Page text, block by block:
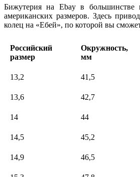
Бижутерия на Ebay в большинстве
американских размеров. Здесь
колец на «Ебей», по которой вы
Российский
размер
Окружность,
мм
13,2 41,5
13,6 42,7
14 44
14,5 45,2
14,9 46,5